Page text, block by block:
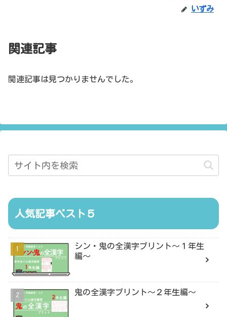
いずみ
関連記事
関連記事は見つかりませんでした。
人気記事ベスト５
シン・鬼の全漢字プリント〜１年生
編〜
鬼の全漢字プリント〜２年生編〜